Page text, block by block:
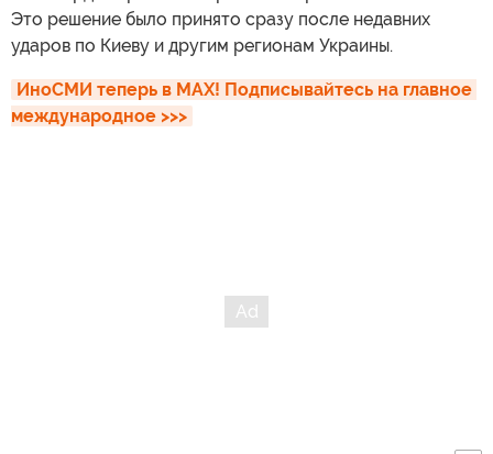
Это решение было принято сразу после недавних
ударов по Киеву и другим регионам Украины.
ИноСМИ теперь в MAX! Подписывайтесь на главное
международное >>>